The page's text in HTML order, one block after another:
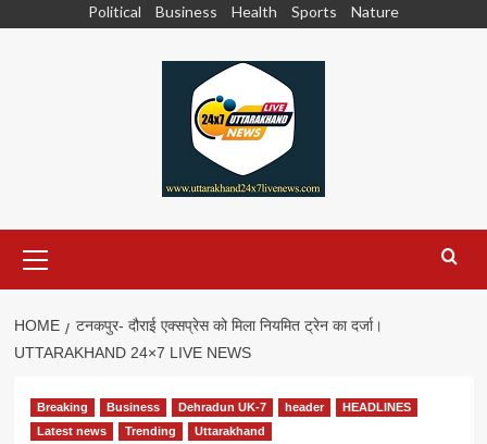
Political Business Health Sports Nature
Menu
HOME
टनकपुर- दौराई एक्सप्रेस को मिला नियमित ट्रेन का दर्जा।
UTTARAKHAND 24×7 LIVE NEWS
Breaking Business Dehradun UK-7 header
HEADLINES
Latest news
Trending Uttarakhand